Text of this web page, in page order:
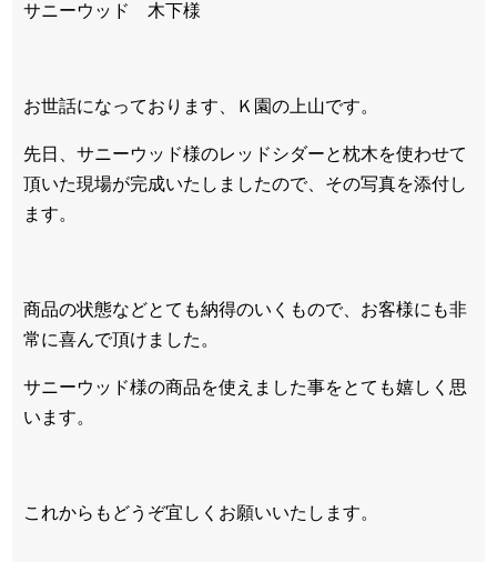
サニーウッド 木下様
お世話になっております、Ｋ園の上山です。
先日、サニーウッド様のレッドシダーと枕木を使わせて
頂いた現場が完成いたしましたので、その写真を添付し
ます。
商品の状態などとても納得のいくもので、お客様にも非
常に喜んで頂けました。
サニーウッド様の商品を使えました事をとても嬉しく思
います。
これからもどうぞ宜しくお願いいたします。